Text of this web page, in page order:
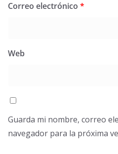
Correo electrónico *
Web
Guarda mi nombre, correo
navegador para la próxima